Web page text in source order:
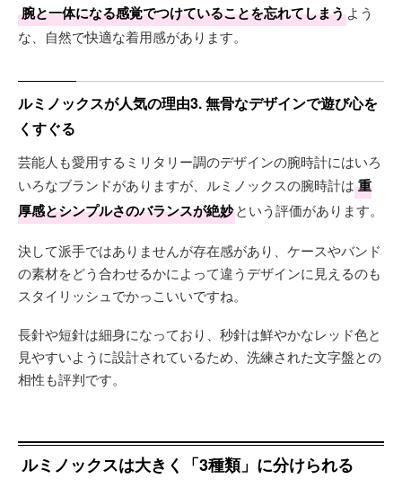
腕と一体になる感覚でつけていることを忘れてしまうよう
な、自然で快適な着用感があります。
ルミノックスが人気の理由3. 無骨なデザインで遊び心を
くすぐる
芸能人も愛用するミリタリー調のデザインの腕時計にはいろ
いろなブランドがありますが、ルミノックスの腕時計は 重
厚感とシンプルさのバランスが絶妙という評価があります。
決して派手ではありませんが存在感があり、ケースやバンド
の素材をどう合わせるかによって違うデザインに見えるのも
スタイリッシュでかっこいいですね。
長針や短針は細身になっており、秒針は鮮やかなレッド色と
見やすいように設計されているため、洗練された文字盤との
相性も評判です。
ルミノックスは大きく「3種類」に分けられる